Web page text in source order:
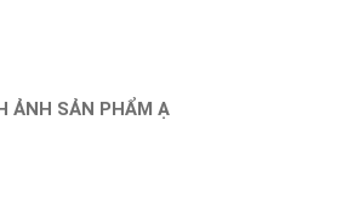
ẢNH SẢN PHẨM Ạ